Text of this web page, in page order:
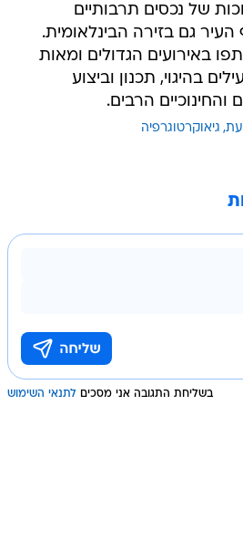
של נכסים תרבותיים
העיר גם בזירה הבינלאומית.
באירועים הגדולים ומאות
בהיגוי, תכנון וביצוע
והחינוכיים הרבים.
גיאוקרטוגרפיה
בשליחת התגובה אני מסכים לתנאי השימוש